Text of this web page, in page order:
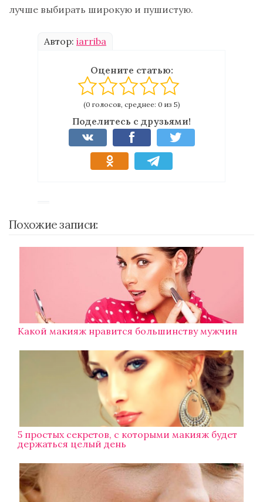
лучше выбирать широкую и пушистую.
Автор: iarriba
Оцените статью:
(0 голосов, среднее: 0 из 5)
Поделитесь с друзьями!
Похожие записи:
Какой макияж нравится большинству мужчин
5 простых секретов, с которыми макияж будет
держаться целый день